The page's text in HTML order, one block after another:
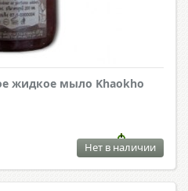
жидкое мыло Khaokho
Нет в наличии